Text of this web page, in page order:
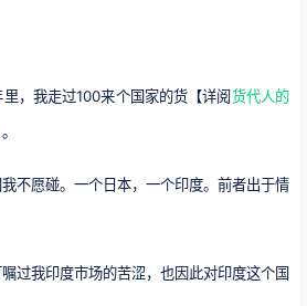
，我走过100来个国家的货【详阅货代人的
不愿碰。一个日本，一个印度。前者出于情
过我印度市场的苦涩，也因此对印度这个国